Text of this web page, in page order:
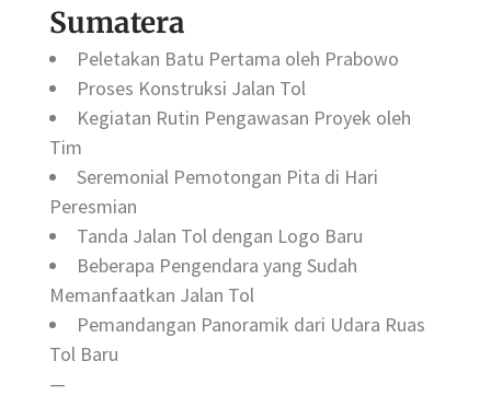
Sumatera
Peletakan Batu Pertama oleh Prabowo
Proses Konstruksi Jalan Tol
Kegiatan Rutin Pengawasan Proyek oleh
Tim
Seremonial Pemotongan Pita di Hari
Peresmian
Tanda Jalan Tol dengan Logo Baru
Beberapa Pengendara yang Sudah
Memanfaatkan Jalan Tol
Pemandangan Panoramik dari Udara Ruas
Tol Baru
—